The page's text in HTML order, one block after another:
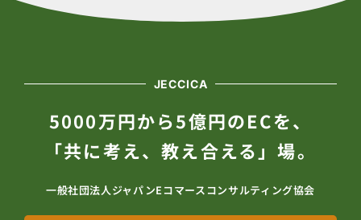
JECCICA
5000万円から5億円のECを、
「共に考え、教え合える」場。
一般社団法人ジャパンEコマースコンサルティング協会